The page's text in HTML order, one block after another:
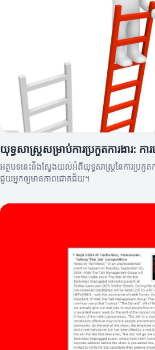
យុទ្ធសាស្ត្រសម្រាប់ការប្រកួតការងារ: ក
អត្ថបទនេះនឹងស្វែងយល់អំពីយុទ្ធសាស្ត្រនៃការប្រកួត
ជួយអ្នកឲ្យមានភាពជោគជ័យ។